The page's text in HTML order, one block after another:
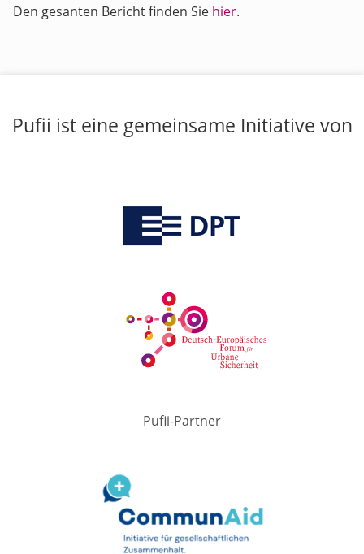
Den gesanten Bericht finden Sie hier.
Pufii ist eine gemeinsame Initiative von
Pufii-Partner